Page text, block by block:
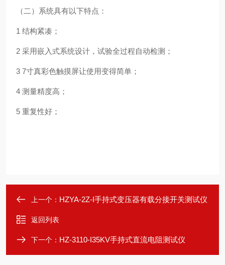
（二）系统具有以下特点：
1 结构紧凑；
2 采用嵌入式系统设计，试验全过程自动检测；
3 7寸真彩色触摸屏让使用变得简单；
4 测量精度高；
5 重复性好；
上一个： HZYA-2Z-I手持式变压器有载分接开关测试仪
返回列表
下一个： HZ-3110-I35KV手持式直流电阻测试仪